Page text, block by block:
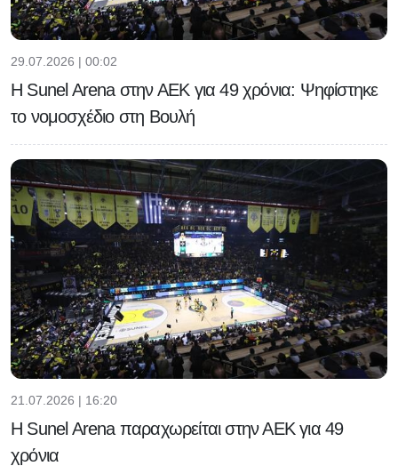
29.07.2026 | 00:02
Η Sunel Arena στην ΑΕΚ για 49 χρόνια: Ψηφίστηκε
το νομοσχέδιο στη Βουλή
21.07.2026 | 16:20
Η Sunel Arena παραχωρείται στην ΑΕΚ για 49
χρόνια